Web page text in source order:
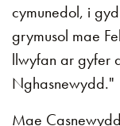
cymunedol, i
grymusol mae
llwyfan ar gyfer
Nghasnewydd."
Mae